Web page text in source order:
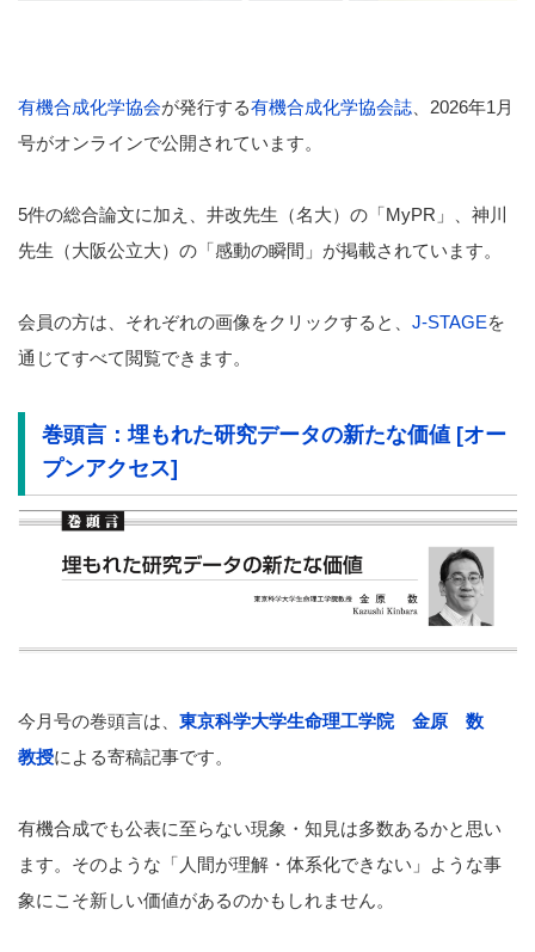
有機合成化学協会が発行する有機合成化学協会誌 、2026年1月
号がオンラインで公開されています。
5件の総合論文に加え、井改先生（名大）の「MyPR」、神川
先生（大阪公立大）の「感動の瞬間」が掲載されています。
会員の方は、それぞれの画像をクリックすると、 J-STAGEを
通じてすべて閲覧できます。
巻頭言：埋もれた研究データの新たな価値 [オー
プンアクセス]
今月号の巻頭言は、 東京科学大学生命理工学院 金原 数
教授による寄稿記事です。
有機合成でも公表に至らない現象・知見は多数あるかと思い
ます。そのような「人間が理解・体系化できない」ような事
象にこそ新しい価値があるのかもしれません。